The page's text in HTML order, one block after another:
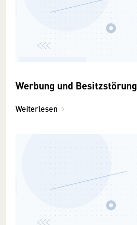
Werbung und Besitzstörung
Weiterlesen